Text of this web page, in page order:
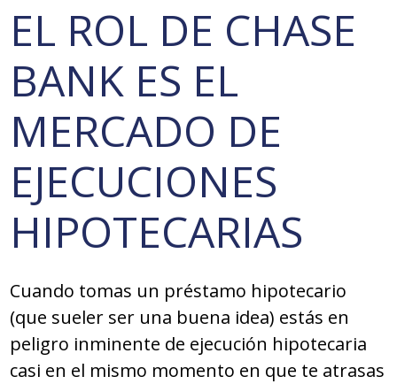
EL ROL DE CHASE
BANK ES EL
MERCADO DE
EJECUCIONES
HIPOTECARIAS
Cuando tomas un préstamo hipotecario
(que sueler ser una buena idea) estás en
peligro inminente de ejecución hipotecaria
casi en el mismo momento en que te atrasas